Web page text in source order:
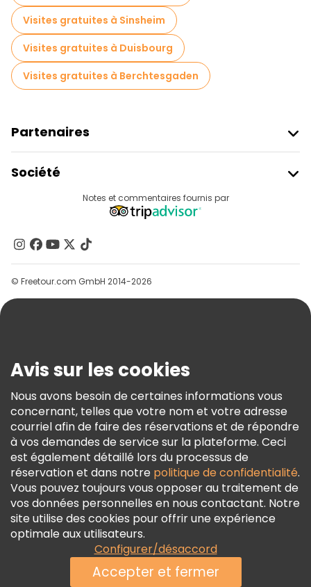
Visites gratuites à Sinsheim
Visites gratuites à Duisbourg
Visites gratuites à Berchtesgaden
Partenaires
Connexion Du Fournisseur
Programme D’affiliation
Société
Contactez-Nous
Groupes
Aide
Conditions Générales Et Mentions Légales
Politique En Matière De Cookies
Freetour Prix
Programme De Fidélité
Notes et commentaires fournis par
© Freetour.com GmbH 2014-2026
Avis sur les cookies
Nous avons besoin de certaines informations vous
concernant, telles que votre nom et votre adresse
courriel afin de faire des réservations et de répondre
à vos demandes de service sur la plateforme. Ceci
est également détaillé lors du processus de
réservation et dans notre politique de confidentialité.
Vous pouvez toujours vous opposer au traitement de
vos données personnelles en nous contactant. Notre
site utilise des cookies pour offrir une expérience
optimale aux utilisateurs.
Configurer/désaccord
Accepter et fermer